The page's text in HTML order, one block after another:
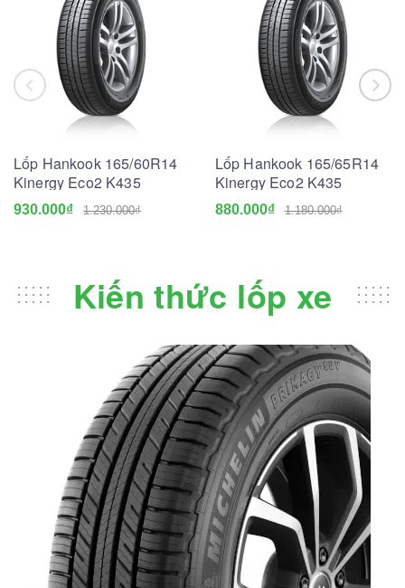
Lốp Hankook 165/60R14
Kinergy Eco2 K435
930.000₫ 1.230.000₫
Lốp Hankook 165/65R14
Kinergy Eco2 K435
880.000₫ 1.180.000₫
Kiến thức lốp xe